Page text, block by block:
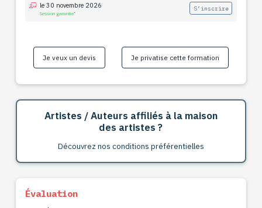
le 30 novembre 2026
Session garantie*
S’inscrire
Je veux un devis Je privatise cette formation
Artistes / Auteurs affiliés à la maison
des artistes ?
Découvrez nos conditions préférentielles
Évaluation